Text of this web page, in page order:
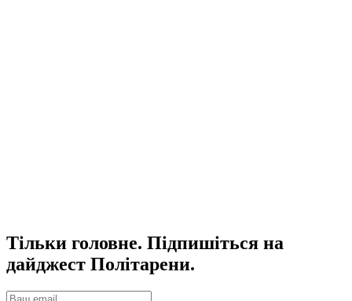
Тільки головне. Підпишіться на
дайджест Політарени.